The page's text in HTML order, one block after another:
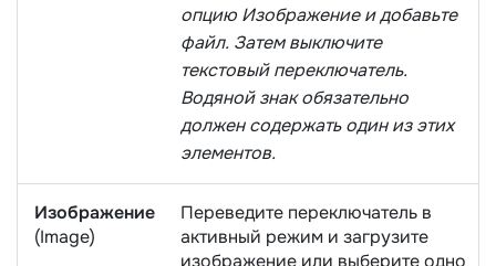
опцию Изображение и добавьте
файл. Затем выключите
текстовый переключатель.
Водяной знак обязательно
должен содержать один из этих
элементов.
Изображение
(Image)
Переведите переключатель в
активный режим и загрузите
изображение или выберите одно